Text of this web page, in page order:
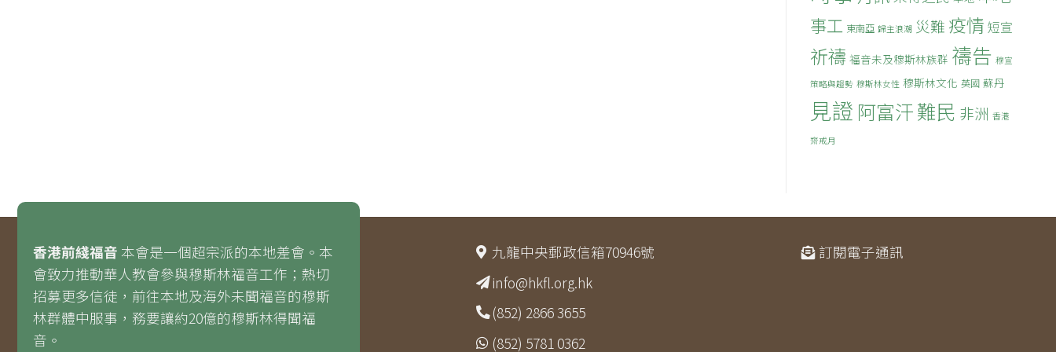
事工 東南亞 歸主浪潮 災難 疫情 短宣
祈禱 福音未及穆斯林族群 禱告 穆宣
策略與趨勢 穆斯林女性 穆斯林文化 英國 蘇丹
見證 阿富汗難民 非洲 香港
齋戒月
香港前綫福音 本會是一個超宗派的本地差會。本
會致力推動華人教會參與穆斯林福音工作；熱切
招募更多信徒，前往本地及海外未聞福音的穆斯
林群體中服事，務要讓約20億的穆斯林得聞福
音。
九龍中央郵政信箱70946號
info@hkfl.org.hk
(852) 2866 3655
(852) 5781 0362
訂閱電子通訊